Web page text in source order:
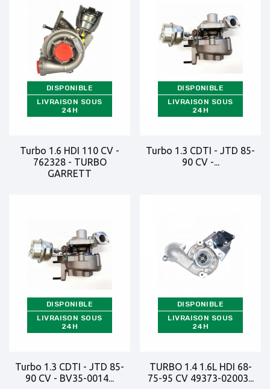
DISPONIBLE
LIVRAISON SOUS
24H
Turbo 1.6 HDI 110 CV -
762328 - TURBO
GARRETT
DISPONIBLE
LIVRAISON SOUS
24H
Turbo 1.3 CDTI - JTD 85-
90 CV -...
DISPONIBLE
LIVRAISON SOUS
24H
Turbo 1.3 CDTI - JTD 85-
90 CV - BV35-0014...
DISPONIBLE
LIVRAISON SOUS
24H
TURBO 1.4 1.6L HDI 68-
75-95 CV 49373-02003...